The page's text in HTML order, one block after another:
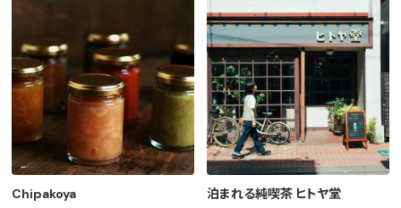
Chipakoya 泊まれる純喫茶 ヒトヤ堂